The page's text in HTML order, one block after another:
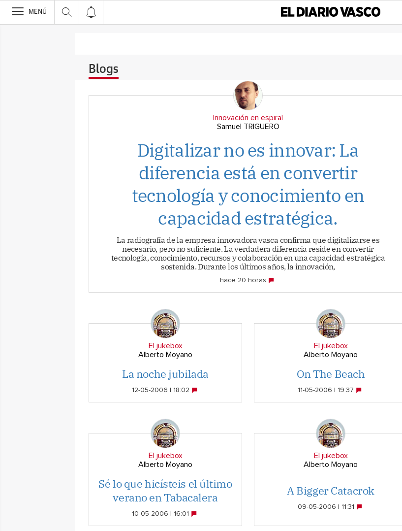
>
MENÚ
Blogs
Innovación en espiral
Samuel TRIGUERO
Digitalizar no es innovar: La
diferencia está en convertir
tecnología y conocimiento en
capacidad estratégica.
La radiografía de la empresa innovadora vasca confirma que digitalizarse es
necesario, pero no suficiente. La verdadera diferencia reside en convertir
tecnología, conocimiento, recursos y colaboración en una capacidad estratégica
sostenida. Durante los últimos años, la innovación,
hace 20 horas
El jukebox
Alberto Moyano
La noche jubilada
12-05-2006 | 18:02
El jukebox
Alberto Moyano
On The Beach
11-05-2006 | 19:37
El jukebox
Alberto Moyano
Sé lo que hicísteis el último
verano en Tabacalera
10-05-2006 | 16:01
El jukebox
Alberto Moyano
A Bigger Catacrok
09-05-2006 | 11:31